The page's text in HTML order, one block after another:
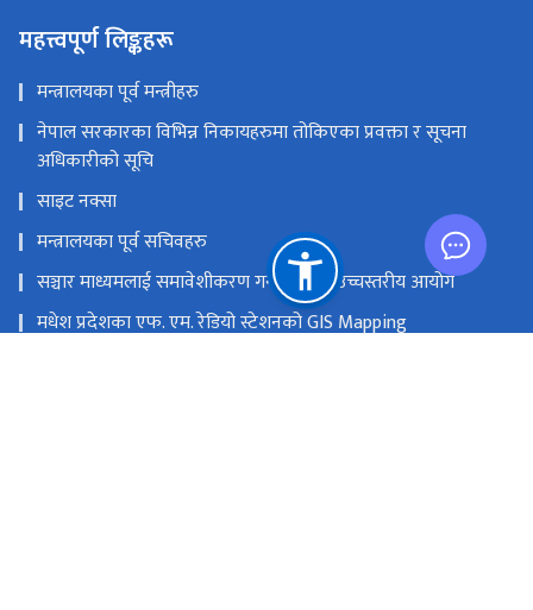
महत्त्वपूर्ण लिङ्कहरू
मन्त्रालयका पूर्व मन्त्रीहरु
नेपाल सरकारका विभिन्न निकायहरुमा तोकिएका प्रवक्ता र सूचना
अधिकारीको सूचि
साइट नक्सा
मन्त्रालयका पूर्व सचिवहरु
सञ्चार माध्यमलाई समावेशीकरण गर्ने सम्बन्धी उच्चस्तरीय आयोग
मधेश प्रदेशका एफ. एम. रेडियो स्टेशनको GIS Mapping